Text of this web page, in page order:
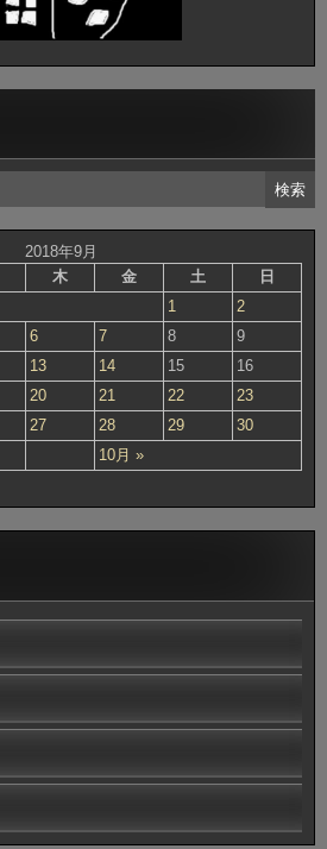
2018年9月
木 金 土 日
10月 »
1
2
6 7 8
9
13 14 15
16
20 21 22
23
27 28 29 30